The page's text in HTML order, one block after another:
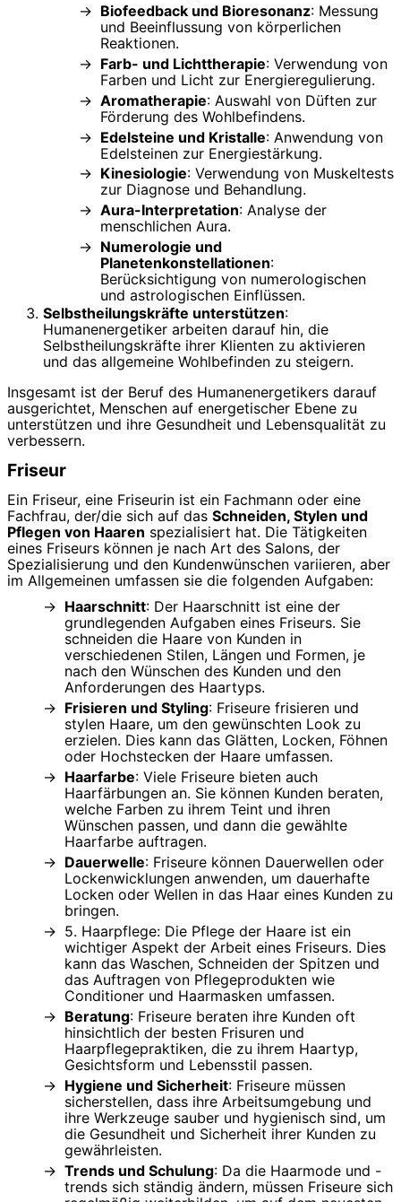
Biofeedback und Bioresonanz: Messung
und Beeinflussung von körperlichen
Reaktionen.
Farb- und Lichttherapie: Verwendung von
Farben und Licht zur Energieregulierung.
Aromatherapie: Auswahl von Düften zur
Förderung des Wohlbefindens.
Edelsteine und Kristalle: Anwendung von
Edelsteinen zur Energiestärkung.
Kinesiologie: Verwendung von Muskeltests
zur Diagnose und Behandlung.
Aura-Interpretation: Analyse der
menschlichen Aura.
Numerologie und
Planetenkonstellationen:
Berücksichtigung von numerologischen
und astrologischen Einflüssen.
Selbstheilungskräfte unterstützen:
Humanenergetiker arbeiten darauf hin, die
Selbstheilungskräfte ihrer Klienten zu aktivieren
und das allgemeine Wohlbefinden zu steigern.
Insgesamt ist der Beruf des Humanenergetikers darauf
ausgerichtet, Menschen auf energetischer Ebene zu
unterstützen und ihre Gesundheit und Lebensqualität zu
verbessern.
Friseur
Ein Friseur, eine Friseurin ist ein Fachmann oder eine
Fachfrau, der/die sich auf das Schneiden, Stylen und
Pflegen von Haaren spezialisiert hat. Die Tätigkeiten
eines Friseurs können je nach Art des Salons, der
Spezialisierung und den Kundenwünschen variieren, aber
im Allgemeinen umfassen sie die folgenden Aufgaben:
Haarschnitt: Der Haarschnitt ist eine der
grundlegenden Aufgaben eines Friseurs. Sie
schneiden die Haare von Kunden in
verschiedenen Stilen, Längen und Formen, je
nach den Wünschen des Kunden und den
Anforderungen des Haartyps.
Frisieren und Styling: Friseure frisieren und
stylen Haare, um den gewünschten Look zu
erzielen. Dies kann das Glätten, Locken, Föhnen
oder Hochstecken der Haare umfassen.
Haarfarbe: Viele Friseure bieten auch
Haarfärbungen an. Sie können Kunden beraten,
welche Farben zu ihrem Teint und ihren
Wünschen passen, und dann die gewählte
Haarfarbe auftragen.
Dauerwelle: Friseure können Dauerwellen oder
Lockenwicklungen anwenden, um dauerhafte
Locken oder Wellen in das Haar eines Kunden zu
bringen.
5. Haarpflege: Die Pflege der Haare ist ein
wichtiger Aspekt der Arbeit eines Friseurs. Dies
kann das Waschen, Schneiden der Spitzen und
das Auftragen von Pflegeprodukten wie
Conditioner und Haarmasken umfassen.
Beratung: Friseure beraten ihre Kunden oft
hinsichtlich der besten Frisuren und
Haarpflegepraktiken, die zu ihrem Haartyp,
Gesichtsform und Lebensstil passen.
Hygiene und Sicherheit: Friseure müssen
sicherstellen, dass ihre Arbeitsumgebung und
ihre Werkzeuge sauber und hygienisch sind, um
die Gesundheit und Sicherheit ihrer Kunden zu
gewährleisten.
Trends und Schulung: Da die Haarmode und -
trends sich ständig ändern, müssen Friseure sich